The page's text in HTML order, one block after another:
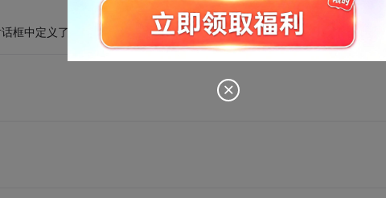
框中定义了一个托盘，然后将对话框隐藏，在托盘单击右键出现菜单的。